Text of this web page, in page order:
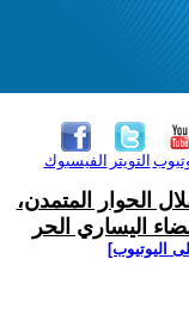
الفيسبوك التويتر
الحوار المتمدن،
اليساري الحر
اليوتيوب]